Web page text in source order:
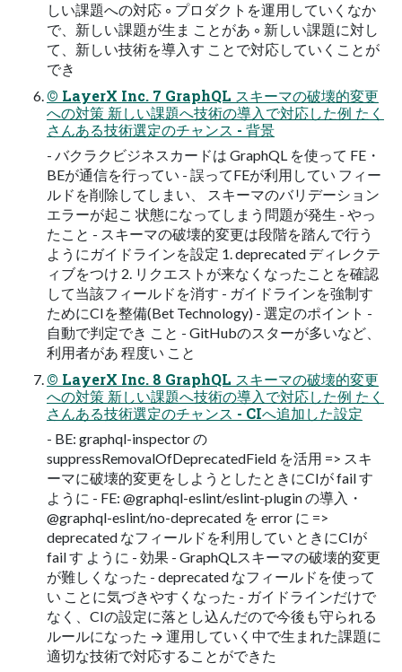
しい課題への対応 ◦ プロダクトを運用していくなか
で、新しい課題が生ま ことがあ ◦ 新しい課題に対し
て、新しい技術を導入す ことで対応していくことが
でき
© LayerX Inc. 7 GraphQL スキーマの破壊的変更
への対策 新しい課題へ技術の導入で対応した例 たく
さんある技術選定のチャンス - 背景
- バクラクビジネスカードは GraphQL を使って FE・
BEが通信を行ってい - 誤ってFEが利用してい フィー
ルドを削除してしまい、 スキーマのバリデーション
エラーが起こ 状態になってしまう問題が発生 - やっ
たこと - スキーマの破壊的変更は段階を踏んで行う
ようにガイドラインを設定 1. deprecated ディレクテ
ィブをつけ 2. リクエストが来なくなったことを確認
して当該フィールドを消す - ガイドラインを強制す
ためにCIを整備(Bet Technology) - 選定のポイント -
自動で判定でき こと - GitHubのスターが多いなど、
利用者があ 程度い こと
© LayerX Inc. 8 GraphQL スキーマの破壊的変更
への対策 新しい課題へ技術の導入で対応した例 たく
さんある技術選定のチャンス - CIへ追加した設定
- BE: graphql-inspector の
suppressRemovalOfDeprecatedField を活用 => スキ
ーマに破壊的変更をしようとしたときにCIが fail す
ように - FE: @graphql-eslint/eslint-plugin の導入・
@graphql-eslint/no-deprecated を error に =>
deprecated なフィールドを利用してい ときにCIが
fail す ように - 効果 - GraphQLスキーマの破壊的変更
が難しくなった - deprecated なフィールドを使って
い ことに気づきやすくなった - ガイドラインだけで
なく、CIの設定に落とし込んだので今後も守られる
ルールになった → 運用していく中で生まれた課題に
適切な技術で対応することができた